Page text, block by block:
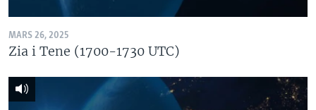
MARS 26, 2025
Zia i Tene (1700-1730 UTC)